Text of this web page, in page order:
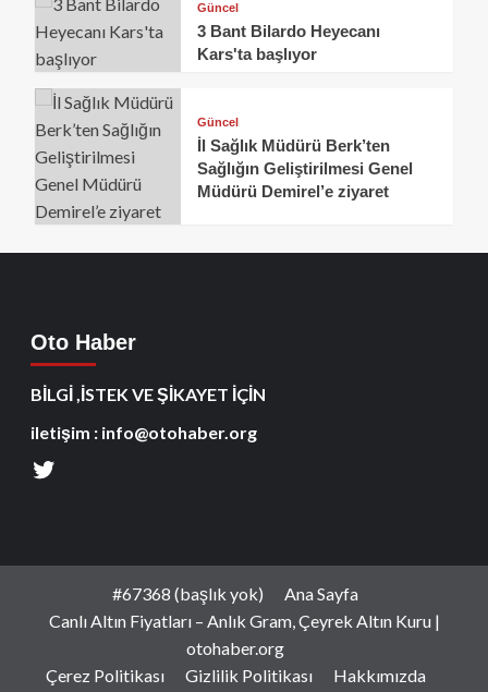
Güncel
3 Bant Bilardo Heyecanı
Kars'ta başlıyor
Güncel
İl Sağlık Müdürü Berk’ten
Sağlığın Geliştirilmesi Genel
Müdürü Demirel’e ziyaret
Oto Haber
BİLGİ ,İSTEK VE ŞİKAYET İÇİN
iletişim : info@otohaber.org
#67368 (başlık yok)
Ana Sayfa
Canlı Altın Fiyatları – Anlık Gram, Çeyrek Altın Kuru |
otohaber.org
Çerez Politikası
Gizlilik Politikası Hakkımızda